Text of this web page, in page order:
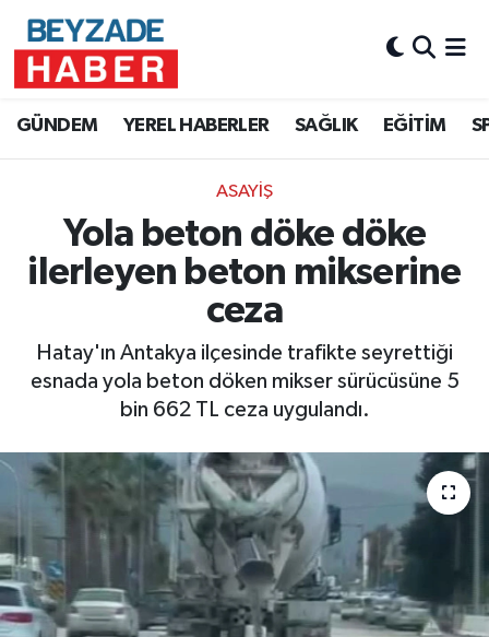
GÜNDEM YEREL HABERLER SAĞLIK EĞİTİM
ASAYİŞ
Yola beton döke döke
ilerleyen beton mikserine
ceza
Hatay'ın Antakya ilçesinde trafikte seyrettiği
esnada yola beton döken mikser sürücüsüne 5
bin 662 TL ceza uygulandı.
Hava Durumu
Süper Lig Puan Durumu ve Fikstür
Tüm Manşetler
Son Dakika Haberleri
Haber Arşivi